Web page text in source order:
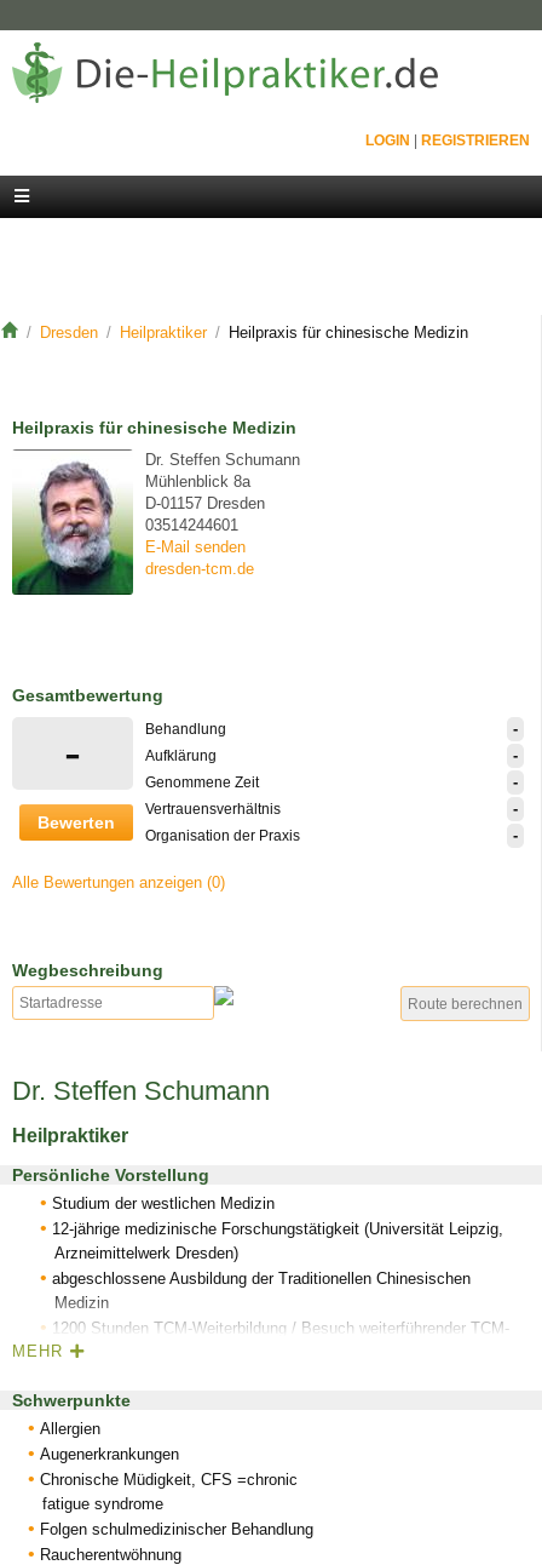
LOGIN REGISTRIEREN
Dresden Heilpraktiker Heilpraxis für chinesische Medizin
Heilpraxis für chinesische Medizin
Dr. Steffen Schumann
Mühlenblick 8a
D-01157 Dresden
03514244601
E-Mail senden
dresden-tcm.de
Gesamtbewertung
-
Bewerten
Behandlung -
Aufklärung -
Genommene Zeit -
Vertrauensverhältnis -
Organisation der Praxis -
Alle Bewertungen anzeigen (0)
Wegbeschreibung
Dr. Steffen Schumann
Heilpraktiker
Persönliche Vorstellung
Studium der westlichen Medizin
12-jährige medizinische Forschungstätigkeit (Universität Leipzig,
Arzneimittelwerk Dresden)
abgeschlossene Ausbildung der Traditionellen Chinesischen
Medizin
1200 Stunden TCM-Weiterbildung / Besuch weiterführender TCM-
Seminare
MEHR
Schwerpunkte
Allergien
Augenerkrankungen
Chronische Müdigkeit, CFS =chronic
fatigue syndrome
Folgen schulmedizinischer Behandlung
Raucherentwöhnung